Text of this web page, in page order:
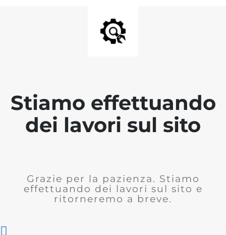
Stiamo effettuando
dei lavori sul sito
Grazie per la pazienza. Stiamo
effettuando dei lavori sul sito e
ritorneremo a breve.